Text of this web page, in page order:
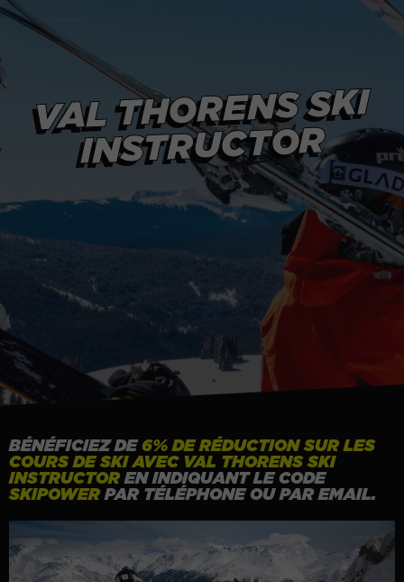
Hiver
VAL THORENS SKI
INSTRUCTOR
BÉNÉFICIEZ DE6% DE RÉDUCTION SUR LES
COURS DE SKI AVEC VAL THORENS SKI
INSTRUCTOREN INDIQUANT LE CODE
SKIPOWERPAR TÉLÉPHONE OU PAR EMAIL.